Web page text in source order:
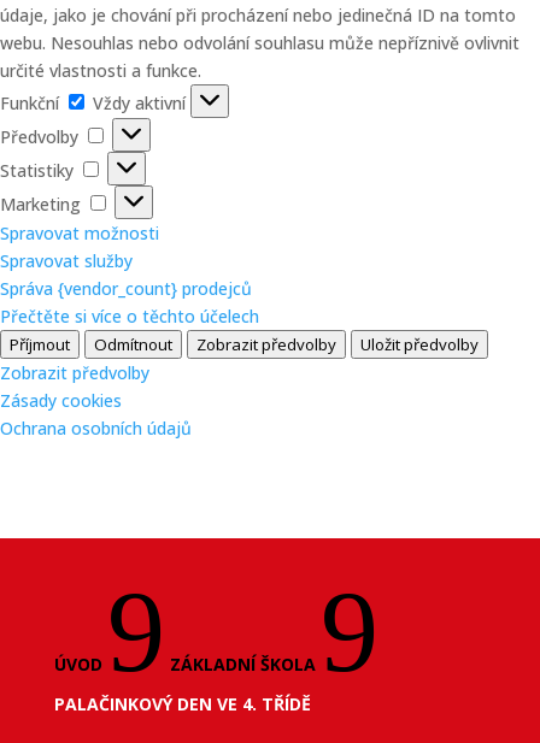
údaje, jako je chování při procházení nebo jedinečná ID na tomto
webu. Nesouhlas nebo odvolání souhlasu může nepříznivě ovlivnit
určité vlastnosti a funkce.
Funkční
Funkční
Vždy aktivní
Předvolby
Předvolby
Statistiky
Statistiky
Marketing
Marketing
Spravovat možnosti
Spravovat služby
Správa {vendor_count} prodejců
Přečtěte si více o těchto účelech
Příjmout Odmítnout Zobrazit předvolby Uložit předvolby
Zobrazit předvolby
Zásady cookies
Ochrana osobních údajů
ÚVOD 9 ZÁKLADNÍ ŠKOLA 9
PALAČINKOVÝ DEN VE 4. TŘÍDĚ